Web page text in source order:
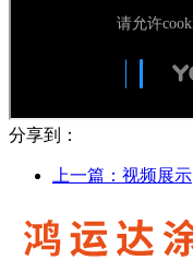
分享到：
上一篇： 视频展示